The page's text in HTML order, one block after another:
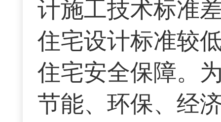
计施工技术标准
住宅设计标准较
住宅安全保障。
节能、环保、经